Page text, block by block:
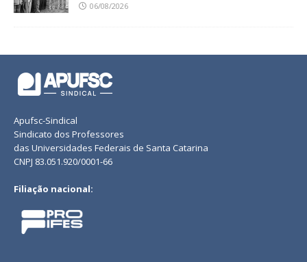
06/08/2026
Apufsc-Sindical
Sindicato dos Professores
das Universidades Federais de Santa Catarina
CNPJ 83.051.920/0001-66
Filiação nacional: